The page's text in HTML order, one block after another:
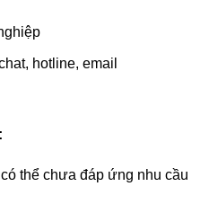
hotline, email
thể chưa đáp ứng nhu cầu